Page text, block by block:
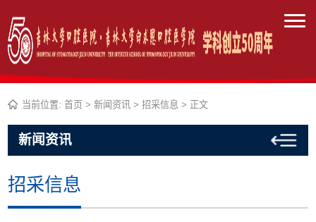
当前位置:首页 >新闻资讯 >招采信息 > 正文
新闻资讯
招采信息